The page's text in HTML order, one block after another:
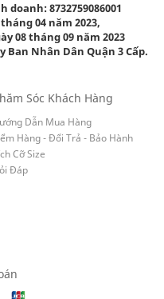
8732759086001
04 năm 2023,
08 tháng 09 năm 2023
Ban Nhân Dân Quận 3 Cấp.
Sóc Khách Hàng
Dẫn Mua Hàng
Hàng - Đổi Trả - Bảo Hành
Cỡ Size
Đáp